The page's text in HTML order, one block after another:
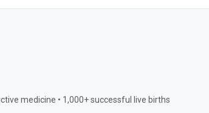
medicine • 1,000+ successful live births